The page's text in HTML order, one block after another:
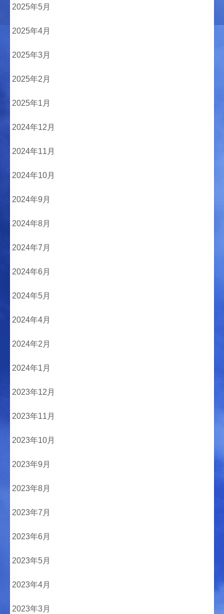
2025年5月
2025年4月
2025年3月
2025年2月
2025年1月
2024年12月
2024年11月
2024年10月
2024年9月
2024年8月
2024年7月
2024年6月
2024年5月
2024年4月
2024年2月
2024年1月
2023年12月
2023年11月
2023年10月
2023年9月
2023年8月
2023年7月
2023年6月
2023年5月
2023年4月
2023年3月